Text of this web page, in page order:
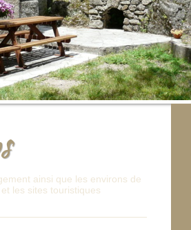
ainsi que les environs de
les sites touristiques